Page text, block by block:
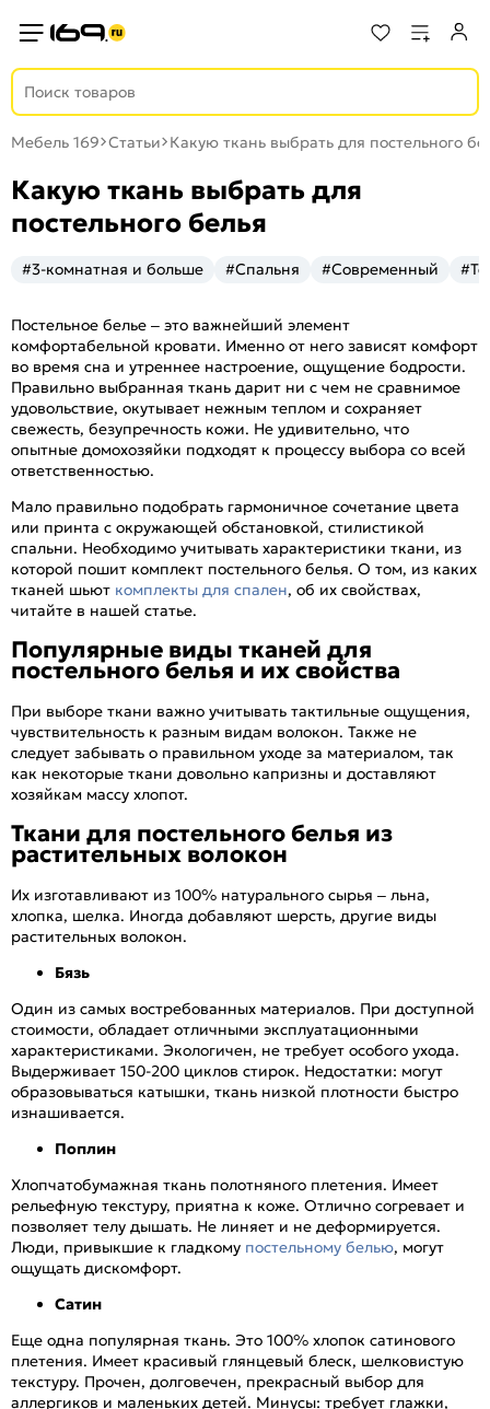
Мебель 169 Статьи Какую ткань выбрать для постельного
Какую ткань выбрать для
постельного белья
#3-комнатная и больше #Спальня #Современный
Постельное белье – это важнейший элемент
комфортабельной кровати. Именно от него зависят комфорт
во время сна и утреннее настроение, ощущение бодрости.
Правильно выбранная ткань дарит ни с чем не сравнимое
удовольствие, окутывает нежным теплом и сохраняет
свежесть, безупречность кожи. Не удивительно, что
опытные домохозяйки подходят к процессу выбора со всей
ответственностью.
Мало правильно подобрать гармоничное сочетание цвета
или принта с окружающей обстановкой, стилистикой
спальни. Необходимо учитывать характеристики ткани, из
которой пошит комплект постельного белья. О том, из каких
тканей шьют комплекты для спален, об их свойствах,
читайте в нашей статье.
Популярные виды тканей для
постельного белья и их свойства
При выборе ткани важно учитывать тактильные ощущения,
чувствительность к разным видам волокон. Также не
следует забывать о правильном уходе за материалом, так
как некоторые ткани довольно капризны и доставляют
хозяйкам массу хлопот.
Ткани для постельного белья из
растительных волокон
Их изготавливают из 100% натурального сырья – льна,
хлопка, шелка. Иногда добавляют шерсть, другие виды
растительных волокон.
Бязь
Один из самых востребованных материалов. При доступной
стоимости, обладает отличными эксплуатационными
характеристиками. Экологичен, не требует особого ухода.
Выдерживает 150-200 циклов стирок. Недостатки: могут
образовываться катышки, ткань низкой плотности быстро
изнашивается.
Поплин
Хлопчатобумажная ткань полотняного плетения. Имеет
рельефную текстуру, приятна к коже. Отлично согревает и
позволяет телу дышать. Не линяет и не деформируется.
Люди, привыкшие к гладкому постельному белью, могут
ощущать дискомфорт.
Сатин
Еще одна популярная ткань. Это 100% хлопок сатинового
плетения. Имеет красивый глянцевый блеск, шелковистую
текстуру. Прочен, долговечен, прекрасный выбор для
аллергиков и маленьких детей. Минусы: требует глажки,